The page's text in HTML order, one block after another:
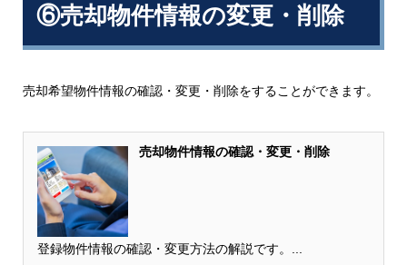
⑥売却物件情報の変更・削除
売却希望物件情報の確認・変更・削除をすることができます。
売却物件情報の確認・変更・削除
登録物件情報の確認・変更方法の解説です。...